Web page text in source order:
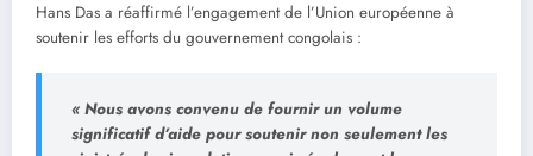
Hans Das a réaffirmé l’engagement de l’Union européenne à
soutenir les efforts du gouvernement congolais :
« Nous avons convenu de fournir un volume
significatif d’aide pour soutenir non seulement les